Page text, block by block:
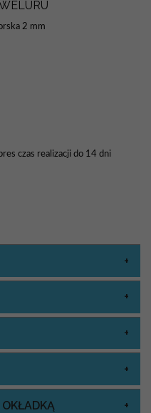
2 mm
czas realizacji do 14 dni